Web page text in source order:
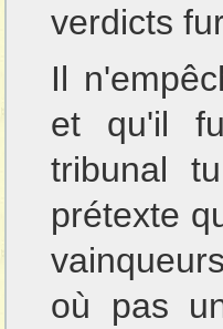
verdicts
Il
et qu'il
tribunal
prétexte
où pas